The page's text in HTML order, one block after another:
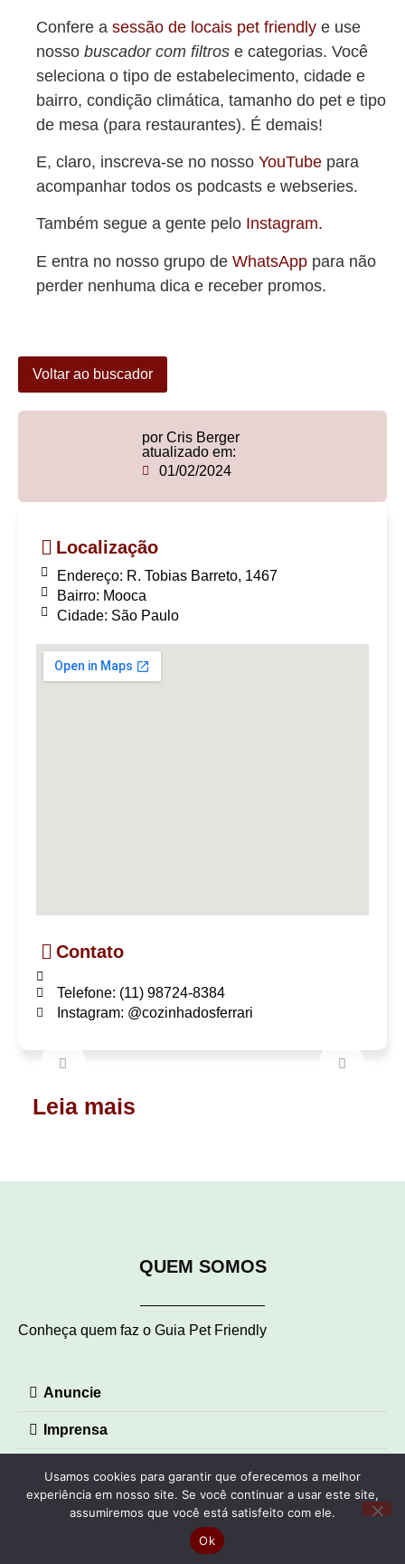
Confere a sessão de locais pet friendly e use
nosso buscador com filtros e categorias. Você
seleciona o tipo de estabelecimento, cidade e
bairro, condição climática, tamanho do pet e tipo
de mesa (para restaurantes). É demais!
E, claro, inscreva-se no nosso YouTube para
acompanhar todos os podcasts e webseries.
Também segue a gente pelo Instagram.
E entra no nosso grupo de WhatsApp para não
perder nenhuma dica e receber promos.
Voltar ao buscador
por Cris Berger
atualizado em:
01/02/2024
Localização
Endereço: R. Tobias Barreto, 1467
Bairro: Mooca
Cidade: São Paulo
Contato
Telefone: (11) 98724-8384
Instagram: @cozinhadosferrari
Leia mais
QUEM SOMOS
Conheça quem faz o Guia Pet Friendly
Anuncie
Imprensa
© Guia Pet Friendly 2023 – Todos os direitos reservados |
Desenvolvido por VolpeDesigner
Usamos cookies para garantir que oferecemos a melhor
experiência em nosso site. Se você continuar a usar este site,
assumiremos que você está satisfeito com ele.
Ok